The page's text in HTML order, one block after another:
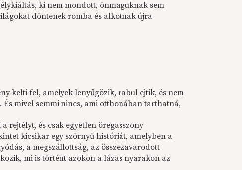
ki nem mondott, önmaguknak sem
döntenek romba és alkotnak újra
kelti fel, amelyek lenyűgözik, rabul ejtik, és nem
mivel semmi nincs, ami otthonában tarthatná,
rejtélyt, és csak egyetlen öregasszony
kicsikar egy szörnyű históriát, amelyben a
a megszállottság, az összezavarodott
mi is történt azokon a lázas nyarakon az